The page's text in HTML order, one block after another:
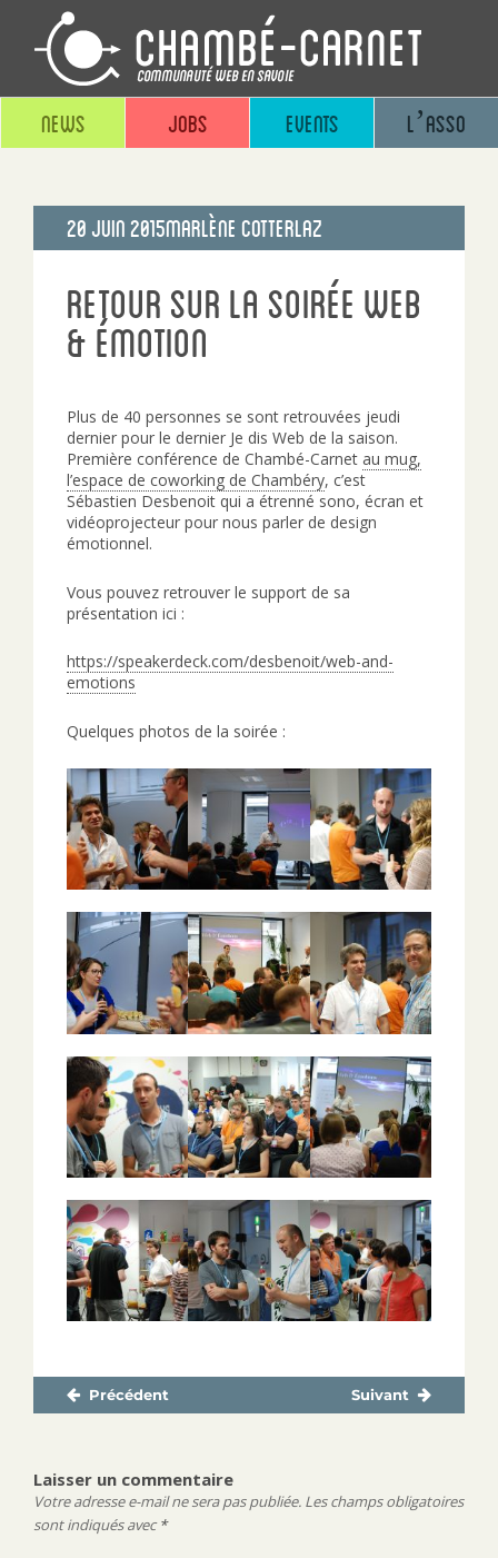
News Jobs Events L’asso
Publié
20 Juin 2015Marlène Cotterlaz
Retour sur la soirée Web
& émotion
Plus de 40 personnes se sont retrouvées jeudi
dernier pour le dernier Je dis Web de la saison.
Première conférence de Chambé-Carnet au mug,
l’espace de coworking de Chambéry, c’est
Sébastien Desbenoit qui a étrenné sono, écran et
vidéoprojecteur pour nous parler de design
émotionnel.
Vous pouvez retrouver le support de sa
présentation ici :
https://speakerdeck.com/desbenoit/web-and-
emotions
Quelques photos de la soirée :
NavigationPrécédent
Publication
Suivant
Publication
Laisser un commentaire
Votre adresse e-mail ne sera pas publiée. Les champs obligatoires
sont indiqués avec*